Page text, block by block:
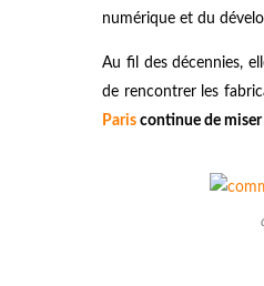
numérique et du
Au fil des décennies,
de rencontrer les
Paris continue de miser